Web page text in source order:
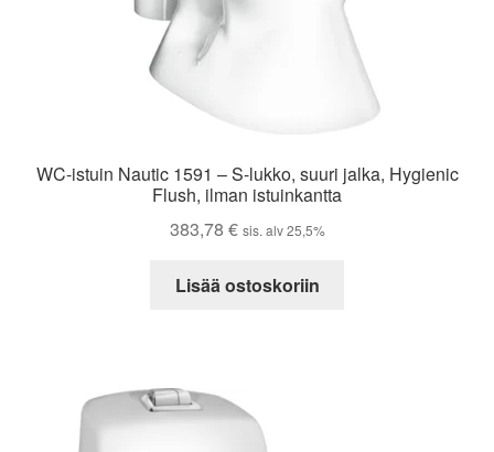
WC-istuin Nautic 1591 – S-lukko, suuri jalka, Hygienic
Flush, ilman istuinkantta
383,78 € sis. alv 25,5%
Lisää ostoskoriin